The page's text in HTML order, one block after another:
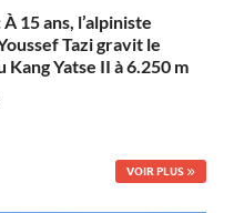
15 ans, l’alpiniste
Tazi gravit le
Kang Yatse II à 6.250 m
VOIR PLUS